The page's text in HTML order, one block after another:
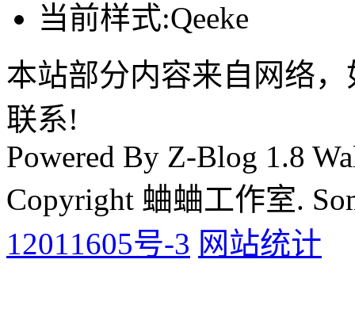
当前样式:Qeeke
本站部分内容来自网络
联系!
Powered By Z-Blog 1.8
Copyright 蛐蛐工作室.
12011605号-3 网站统计